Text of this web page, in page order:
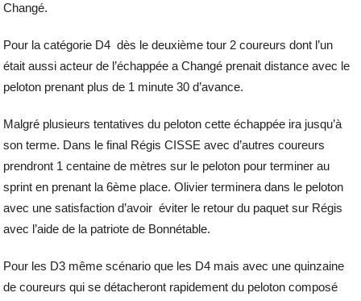
Changé.
Pour la catégorie D4 dès le deuxième tour 2 coureurs dont l’un
était aussi acteur de l’échappée a Changé prenait distance avec le
peloton prenant plus de 1 minute 30 d’avance.
Malgré plusieurs tentatives du peloton cette échappée ira jusqu’à
son terme. Dans le final Régis CISSE avec d’autres coureurs
prendront 1 centaine de mètres sur le peloton pour terminer au
sprint en prenant la 6ème place. Olivier terminera dans le peloton
avec une satisfaction d’avoir éviter le retour du paquet sur Régis
avec l’aide de la patriote de Bonnétable.
Pour les D3 même scénario que les D4 mais avec une quinzaine
de coureurs qui se détacheront rapidement du peloton composé